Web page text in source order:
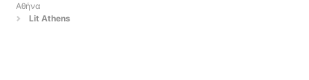
Αθήνα
Lit Athens